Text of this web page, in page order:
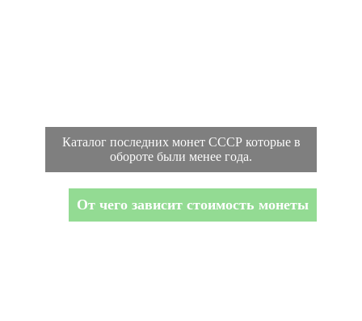
Каталог последних монет СССР которые в
обороте были менее года.
От чего зависит стоимость монеты